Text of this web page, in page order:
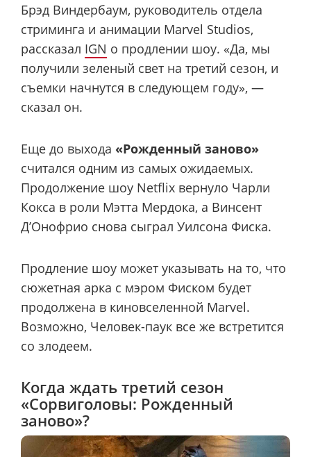
Брэд Виндербаум, руководитель отдела
стриминга и анимации Marvel Studios,
рассказал IGN о продлении шоу. «Да, мы
получили зеленый свет на третий сезон, и
съемки начнутся в следующем году», —
сказал он.
Еще до выхода «Рожденный заново»
считался одним из самых ожидаемых.
Продолжение шоу Netflix вернуло Чарли
Кокса в роли Мэтта Мердока, а Винсент
Д’Онофрио снова сыграл Уилсона Фиска.
Продление шоу может указывать на то, что
сюжетная арка с мэром Фиском будет
продолжена в киновселенной Marvel.
Возможно, Человек-паук все же встретится
со злодеем.
Когда ждать третий сезон
«Сорвиголовы: Рожденный
заново»?